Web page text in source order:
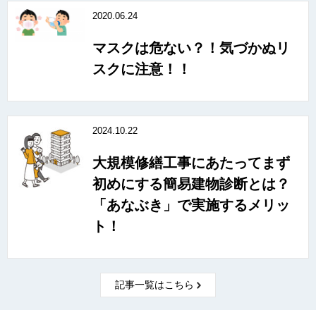
2020.06.24
マスクは危ない？！気づかぬリ
スクに注意！！
2024.10.22
大規模修繕工事にあたってまず
初めにする簡易建物診断とは？
「あなぶき」で実施するメリッ
ト！
記事一覧はこちら